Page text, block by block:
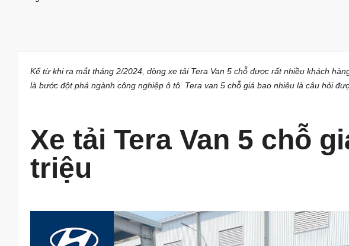
Kể từ khi ra mắt tháng 2/2024, dòng xe tải Tera Van 5 chỗ được rất nhiều khách
là bước đột phá ngành công nghiệp ô tô. Tera van 5 chỗ giá bao nhiêu là câu hỏi
Xe tải Tera Van 5 chỗ
triệu